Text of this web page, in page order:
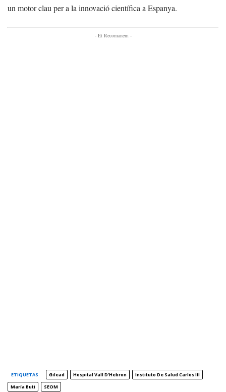
un motor clau per a la innovació científica a Espanya.
- Et Recomanem -
ETIQUETAS Gilead Hospital Vall D’Hebron
Instituto De Salud Carlos III
María Buti
SEOM